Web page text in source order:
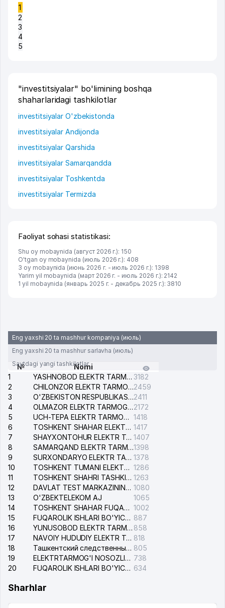
1
2
3
4
5
"investitsiyalar" bo'limining boshqa
shaharlaridagi tashkilotlar
investitsiyalar O'zbekistonda
investitsiyalar Andijonda
investitsiyalar Qarshida
investitsiyalar Samarqandda
investitsiyalar Toshkentda
investitsiyalar Termizda
Faoliyat sohasi statistikasi:
Shu oy mobaynida (август 2026 г.): 150
O'tgan oy mobaynida (июль 2026 г.): 408
3 oy mobaynida (июнь 2026 г. - июль 2026 г.): 1398
Yarim yil mobaynida (март 2026 г. - июль 2026 г.): 2142
1 yil mobaynida (январь 2025 г. - декабрь 2025 г.): 3810
Eng yaxshi 20 ta mashhur kompaniya (июль)
Eng yaxshi 20 ta mashhur sarlavha (июль)
Saytdagi yangi tashkilotlar
№
Nomi
1
YASHNOBOD ELEKTR TARMOG'I NOSOZLIKLARI XIZMATI 3182
2
CHILONZOR ELEKTR TARMOG'I NOSOZLIK XIZMATI2459
3
O'ZBEKISTON RESPUBLIKASI BOSH PROKURATURASI ISHONCH TELEFONI2411
4
OLMAZOR ELEKTR TARMOG'I NOSOZLIKLARI XIZMATI2172
5
UCH-TEPA ELEKTR TARMOG'I NOSOZLIKLARI XIZMATI 1418
6
TOSHKENT SHAHAR ELEKTR TARMOQLARI KORXONASI AJ 1417
7
SHAYXONTOHUR ELEKTR TARMOG'I NOSOZLIKLARINI TUZATISH XIZMATI 1407
8
SAMARQAND ELEKTR TARMOQLARI AJ1398
9
SURXONDARYO ELEKTR TARMOQLARI AJ 1378
10
TOSHKENT TUMANI ELEKTR TARMOG'I AVARIYA XIZMATI 1286
11
TOSHKENT SHAHRI TASHKILOT TELEFONLARI HAQIDA MA'LUMOT BYUROSI 1263
12
DAVLAT TEST MARKAZINING ISHONCH TELEFONLARI 1080
13
O'ZBEKTELEKOM AJ
1065
14
TOSHKENT SHAHAR FUQAROLIK ISHLARI BO'YICHA SUDI 1002
15
FUQAROLIK ISHLARI BO'YICHA YAKKASAROY TUMANLARARO SUDI 887
16
YUNUSOBOD ELEKTR TARMOG'I NOSOZLIKLARI XIZMATI 858
17
NAVOIY HUDUDIY ELEKTR TARMOQLARI KORXONASI AJ 818
18
Ташкентский следственный изолятор 805
19
ELEKTRTARMOG'I NOSOZLIKLARINI TO'ZATISH SERGELI XIZMATI 738
20
FUQAROLIK ISHLARI BO'YICHA UCH-TEPA TUMANI SUDI 634
Sharhlar